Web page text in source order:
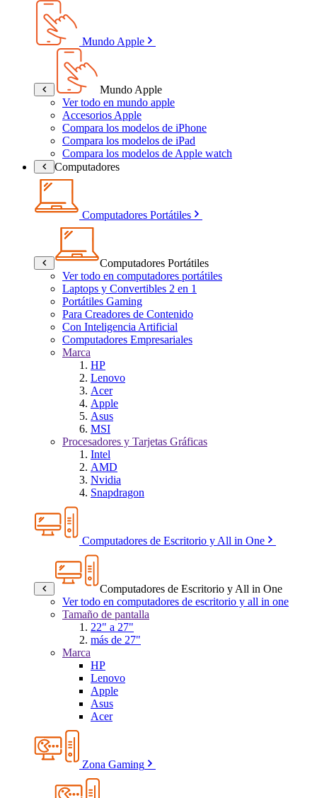
Mundo Apple
Mundo Apple
Ver todo en mundo apple
Accesorios Apple
Compara los modelos de iPhone
Compara los modelos de iPad
Compara los modelos de Apple watch
Computadores
Computadores Portátiles
Computadores Portátiles
Ver todo en computadores portátiles
Laptops y Convertibles 2 en 1
Portátiles Gaming
Para Creadores de Contenido
Con Inteligencia Artificial
Computadores Empresariales
Marca
HP
Lenovo
Acer
Apple
Asus
MSI
Procesadores y Tarjetas Gráficas
Intel
AMD
Nvidia
Snapdragon
Computadores de Escritorio y All in One
Computadores de Escritorio y All in One
Ver todo en computadores de escritorio y all in one
Tamaño de pantalla
22" a 27"
más de 27"
Marca
HP
Lenovo
Apple
Asus
Acer
Zona Gaming